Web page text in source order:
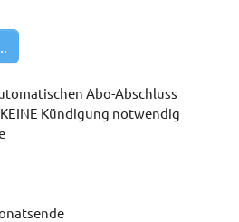
Abo-Abschluss
Kündigung notwendig